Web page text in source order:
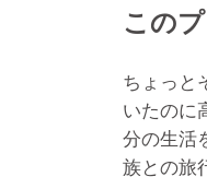
この
ちょっと
いたのに
分の生活
族との旅